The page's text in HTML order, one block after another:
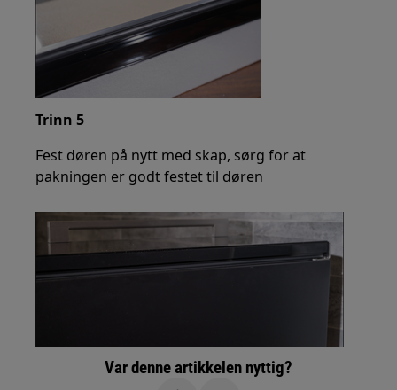
Trinn 5
Fest døren på nytt med skap, sørg for at
pakningen er godt festet til døren
Var denne artikkelen nyttig?